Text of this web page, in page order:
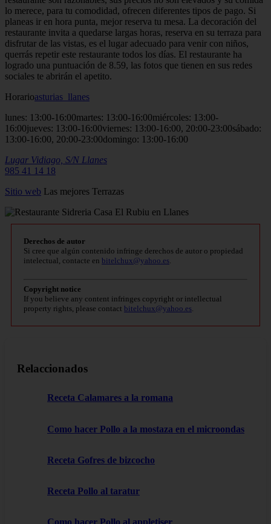
lo merece, para tu comodidad, ofrecen diferentes tipos de pago. Si
planeas ir en hora punta, mejor reserva tu mesa. La decoración del
restaurante invita a quedarse largas horas, reserva en su terraza para
disfrutar de las vistas, es el lugar adecuado para venir con niños,
querrás repetir este restaurante todos los días. El restaurante ha
logrado una puntuación de 8.59, las fotos que tienen en sus redes
sociales te abrirán el apetito.
Horarioasturias_llanes
lunes: 13:00-16:00martes: 13:00-16:00miércoles: 13:00-
16:00jueves: 13:00-16:00viernes: 13:00-16:00, 20:00-23:00sábado:
13:00-16:00, 20:00-23:00domingo: 13:00-16:00
Lugar Vidiago, S/N Llanes
985 41 14 18
Sitio web Las mejores Terrazas
Derechos de autor
Si cree que algún contenido infringe derechos de autor o propiedad
intelectual, contacte en bitelchux@yahoo.es
Copyright notice
If you believe any content infringes copyright or intellectual
property rights, please contact bitelchux@yahoo.es
Relaccionados
Receta Calamares a la romana
Como hacer Pollo a la mostaza en el microondas
Receta Gofres de bizcocho
Receta Pollo al taratur